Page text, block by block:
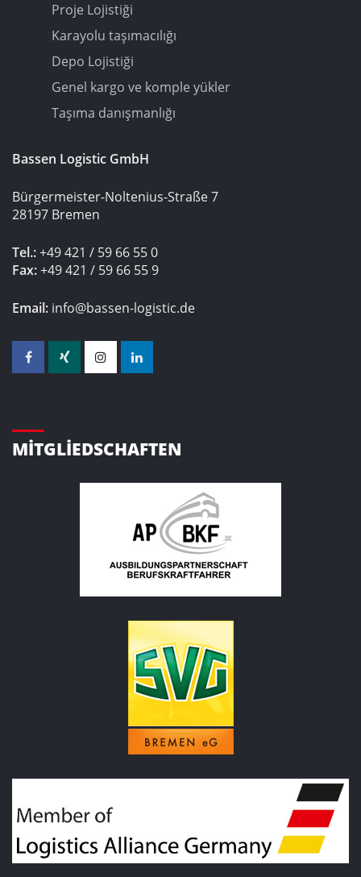
Proje Lojistiği
Karayolu taşımacılığı
Depo Lojistiği
Genel kargo ve komple yükler
Taşıma danışmanlığı
Bassen Logistic GmbH
Bürgermeister-Noltenius-Straße 7
28197 Bremen
Tel.:+49 421 / 59 66 55 0
Fax:+49 421 / 59 66 55 9
Email: info@bassen-logistic.de
MITGLIEDSCHAFTEN